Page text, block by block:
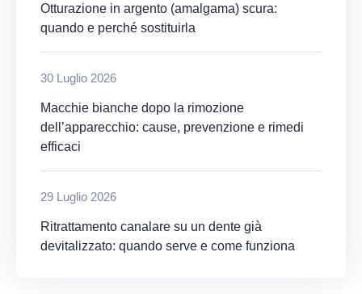
Otturazione in argento (amalgama) scura:
quando e perché sostituirla
30 Luglio 2026
Macchie bianche dopo la rimozione
dell’apparecchio: cause, prevenzione e rimedi
efficaci
29 Luglio 2026
Ritrattamento canalare su un dente già
devitalizzato: quando serve e come funziona